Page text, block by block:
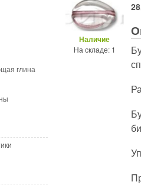
глина
Наличие
На складе: 1